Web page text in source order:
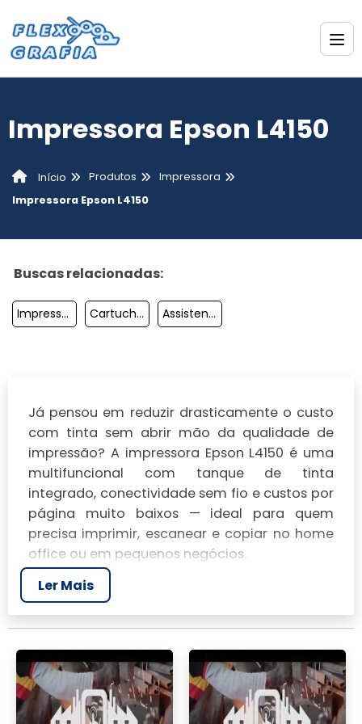
Impressora Epson L4150
Início Produtos
Impressora
Impressora Epson L4150​
Buscas relacionadas:
Impressora Bluetooth Cartuchos De Impressora Assistencia Tecnica Hp Impressora
Já pensou em reduzir drasticamente o custo
com tinta sem abrir mão da qualidade de
impressão? A impressora Epson L4150 é uma
multifuncional com tanque de tinta
integrado, conectividade sem fio e custos por
página muito baixos — ideal para quem
precisa imprimir, escanear e copiar no home
office ou em pequenos negócios.
Neste texto você vai descobrir por que ela se
destaca em economia e praticidade, quais
são seus pontos fortes e limitações na rotina
diária e como aproveitar melhor recursos
como Wi‑Fi e manutenção para tirar o
máximo proveito do equipamento.
Ler Mais